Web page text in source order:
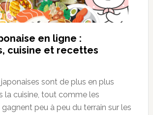
en ligne :
cuisine et recettes
sont de plus en plus
la cuisine, tout comme les
peu à peu du terrain sur les